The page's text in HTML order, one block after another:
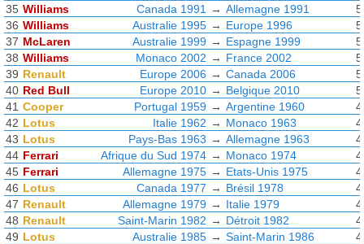
35 Williams Canada 1991 → Allemagne 1991
5
36 Williams Australie 1995 → Europe 1996
5
37 McLaren Australie 1999 → Espagne 1999
5
38 Williams Monaco 2002 → France 2002
5
39 Renault Europe 2006 → Canada 2006
5
40 Red Bull Europe 2010 → Belgique 2010
5
41 Cooper Portugal 1959 → Argentine 1960
4
42 Lotus Italie 1962 → Monaco 1963
4
43 Lotus Pays-Bas 1963 → Allemagne 1963
4
44 Ferrari Afrique du Sud 1974 → Monaco 1974
4
45 Ferrari Allemagne 1975 → Etats-Unis 1975
4
46 Lotus Canada 1977 → Brésil 1978
4
47 Renault Allemagne 1979 → Italie 1979
4
48 Renault Saint-Marin 1982 → Détroit 1982
4
49 Lotus Australie 1985 → Saint-Marin 1986
4